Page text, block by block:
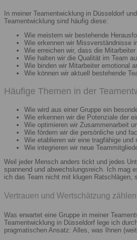
In meiner Teamentwicklung in Düsseldorf
Teamentwicklung sind häufig diese:
Wie meistern wir bestehende
Wie erkennen wir Missverständnisse
Wie erreichen wir, dass die
Wie halten wir die Qualität im Team
Wie binden wir Mitarbeiter emotional
Wie können wir aktuell bestehende
Häufige Themen in der
Wie wird aus einer Gruppe ein
Wie erkennen wir die Potenziale der
Wie optimieren wir Zusammenarbeit
Wie fördern wir die persönliche und
Wie etablieren wir eine tragfähige
Wie integrieren wir neue
Weil jeder Mensch anders tickt und jedes
spannend und abwechslungsreich. Ich mag
ich das Team nicht mit klugen Ratschlägen,
Vertrauen und Wertschätzung
Was erwartet eine Gruppe in meiner
Teamentwicklung in Düsseldorf lege ich
pragmatischen Ansatz: Alles, was Ihnen